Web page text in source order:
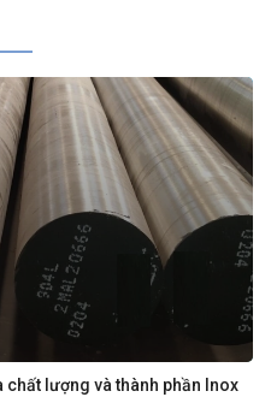
lượng và thành phần Inox